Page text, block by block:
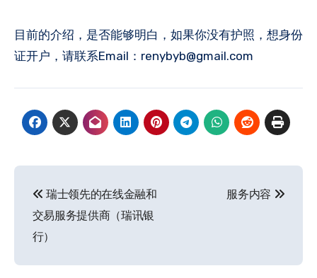
目前的介绍，是否能够明白，如果你没有护照，想身份
证开户，请联系Email：renybyb@gmail.com
章
导
航
瑞士领先的在线金融和
交易服务提供商（瑞讯银
行）
服务内容